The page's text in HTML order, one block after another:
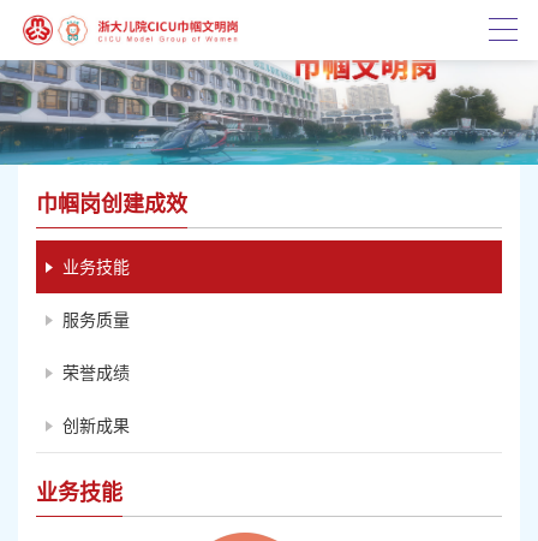
巾帼岗创建成效
业务技能
服务质量
荣誉成绩
创新成果
业务技能